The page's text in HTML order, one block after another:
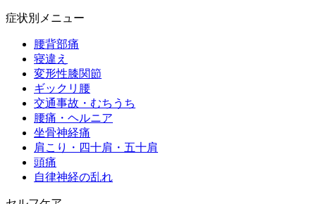
症状別メニュー
腰背部痛
寝違え
変形性膝関節
ギックリ腰
交通事故・むちうち
腰痛・ヘルニア
坐骨神経痛
肩こり・四十肩・五十肩
頭痛
自律神経の乱れ